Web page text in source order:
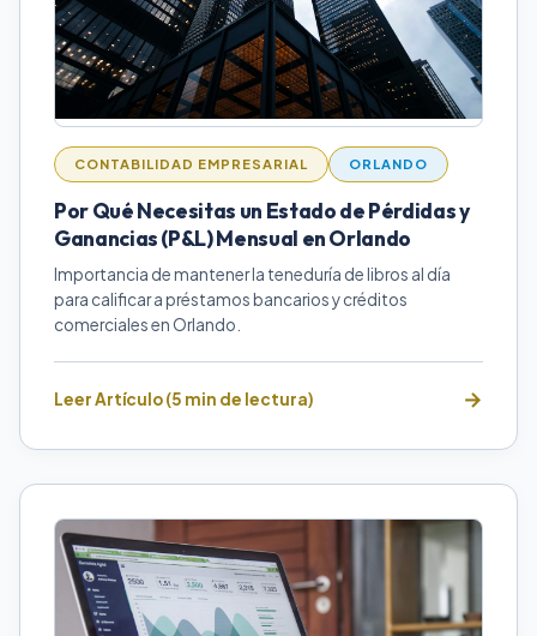
CONTABILIDAD EMPRESARIAL ORLANDO
Por Qué Necesitas un Estado de Pérdidas y
Ganancias (P&L) Mensual en Orlando
Importancia de mantener la teneduría de libros al día
para calificar a préstamos bancarios y créditos
comerciales en Orlando.
Leer Artículo (5 min de lectura)